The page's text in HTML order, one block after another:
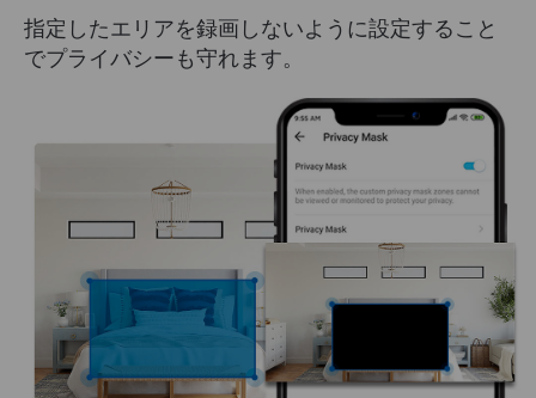
指定したエリアを録画しないように設定すること
でプライバシーも守れます。